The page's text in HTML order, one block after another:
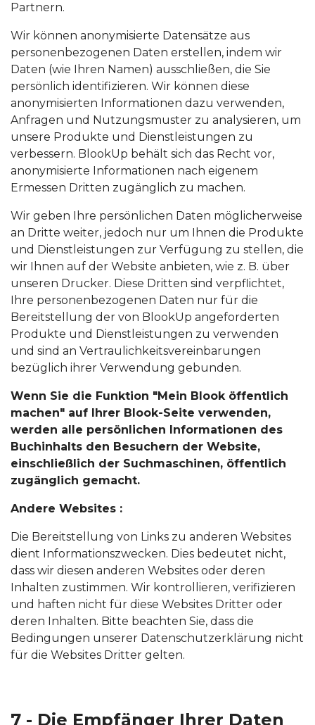
Partnern.
Wir können anonymisierte Datensätze aus
personenbezogenen Daten erstellen, indem wir
Daten (wie Ihren Namen) ausschließen, die Sie
persönlich identifizieren. Wir können diese
anonymisierten Informationen dazu verwenden,
Anfragen und Nutzungsmuster zu analysieren, um
unsere Produkte und Dienstleistungen zu
verbessern. BlookUp behält sich das Recht vor,
anonymisierte Informationen nach eigenem
Ermessen Dritten zugänglich zu machen.
Wir geben Ihre persönlichen Daten möglicherweise
an Dritte weiter, jedoch nur um Ihnen die Produkte
und Dienstleistungen zur Verfügung zu stellen, die
wir Ihnen auf der Website anbieten, wie z. B. über
unseren Drucker. Diese Dritten sind verpflichtet,
Ihre personenbezogenen Daten nur für die
Bereitstellung der von BlookUp angeforderten
Produkte und Dienstleistungen zu verwenden
und sind an Vertraulichkeitsvereinbarungen
bezüglich ihrer Verwendung gebunden.
Wenn Sie die Funktion "Mein Blook öffentlich
machen" auf Ihrer Blook-Seite verwenden,
werden alle persönlichen Informationen des
Buchinhalts den Besuchern der Website,
einschließlich der Suchmaschinen, öffentlich
zugänglich gemacht.
Andere Websites :
Die Bereitstellung von Links zu anderen Websites
dient Informationszwecken. Dies bedeutet nicht,
dass wir diesen anderen Websites oder deren
Inhalten zustimmen. Wir kontrollieren, verifizieren
und haften nicht für diese Websites Dritter oder
deren Inhalten. Bitte beachten Sie, dass die
Bedingungen unserer Datenschutzerklärung nicht
für die Websites Dritter gelten.
7 - Die Empfänger Ihrer Daten